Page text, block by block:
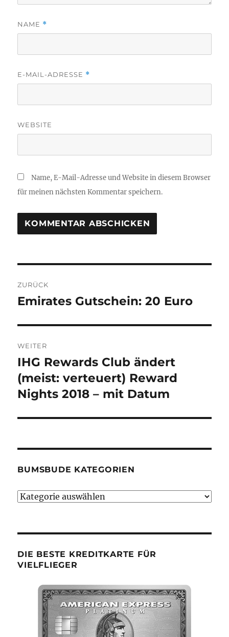
NAME *
E-MAIL-ADRESSE *
WEBSITE
Name, E-Mail-Adresse und Website in diesem Browser
für meinen nächsten Kommentar speichern.
ZURÜCK
Vorheriger
Emirates Gutschein: 20 Euro
WEITER
Nächster
Beitrag:
IHG Rewards Club ändert
(meist: verteuert) Reward
Nights 2018 – mit Datum
BUMSBUDE KATEGORIEN
Bumsbude
DIE BESTE KREDITKARTE FÜR
VIELFLIEGER